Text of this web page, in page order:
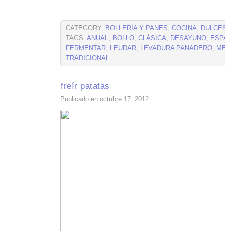
CATEGORY: BOLLERÍA Y PANES, COCINA,
TAGS: ANUAL, BOLLO, CLÁSICA, DESAYUNO,
FERMENTAR, LEUDAR, LEVADURA PANADERO,
TRADICIONAL
freír patatas
Publicado en octubre 17, 2012